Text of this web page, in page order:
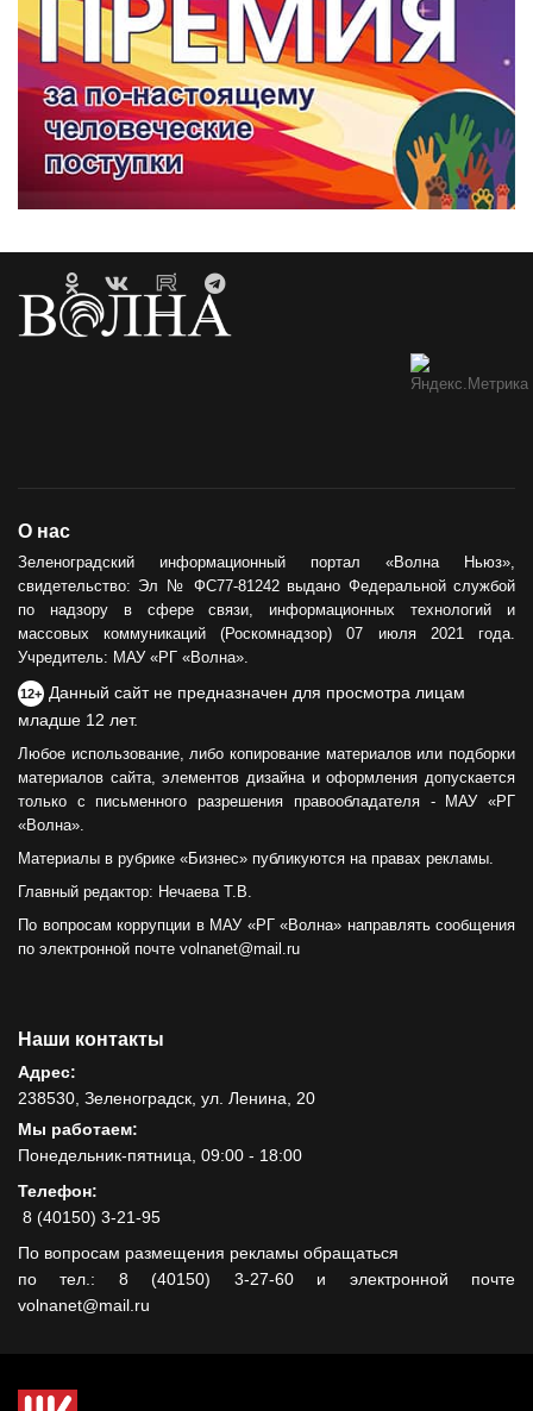
О нас
Зеленоградский информационный портал «Волна Ньюз»,
свидетельство: Эл № ФС77-81242 выдано Федеральной службой
по надзору в сфере связи, информационных технологий и
массовых коммуникаций (Роскомнадзор) 07 июля 2021 года.
Учредитель: МАУ «РГ «Волна».
12+ Данный сайт не предназначен для просмотра лицам
младше 12 лет.
Любое использование, либо копирование материалов или подборки
материалов сайта, элементов дизайна и оформления допускается
только с письменного разрешения правообладателя - МАУ «РГ
«Волна».
Материалы в рубрике «Бизнес» публикуются на правах рекламы.
Главный редактор: Нечаева Т.В.
По вопросам коррупции в МАУ «РГ «Волна» направлять сообщения
по электронной почте volnanet@mail.ru
Наши контакты
Адрес:
238530, Зеленоградск, ул. Ленина, 20
Мы работаем:
Понедельник-пятница, 09:00 - 18:00
Телефон:
8 (40150) 3-21-95
По вопросам размещения рекламы обращаться
по тел.: 8 (40150) 3-27-60 и электронной почте
volnanet@mail.ru